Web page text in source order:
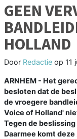
GEEN
HOLLAND
Door Redactie op 11
ARNHEM - Het
besloten dat de
de vroegere
Voice of Holland'
Tegen de
Daarmee komt